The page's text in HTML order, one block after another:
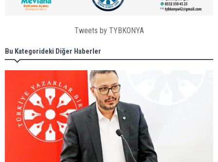
Tweets by TYBKONYA
Bu Kategorideki Diğer Haberler